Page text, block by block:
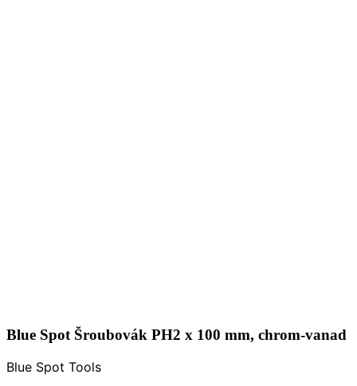
Blue Spot Šroubovák PH2 x 100 mm, chrom-vanad
Blue Spot Tools